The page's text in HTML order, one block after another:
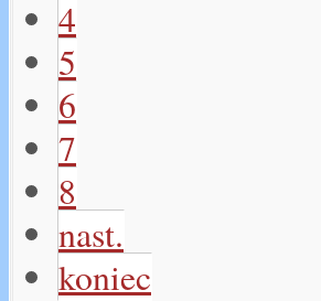
4
5
6
7
8
nast.
koniec